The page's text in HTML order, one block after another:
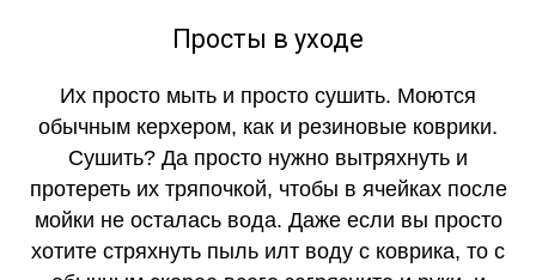
Просты в уходе
Их просто мыть и просто сушить. Моются
обычным керхером, как и резиновые коврики.
Сушить? Да просто нужно вытряхнуть и
протереть их тряпочкой, чтобы в ячейках после
мойки не осталась вода. Даже если вы просто
хотите стряхнуть пыль илт воду с коврика, то с